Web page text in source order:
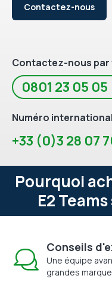
Contactez-nous
Contactez-nous par
0801 23 05 05
Numéro international
+33 (0)3 28 07
Pourquoi
E2
Conseils
Une équipe
grandes